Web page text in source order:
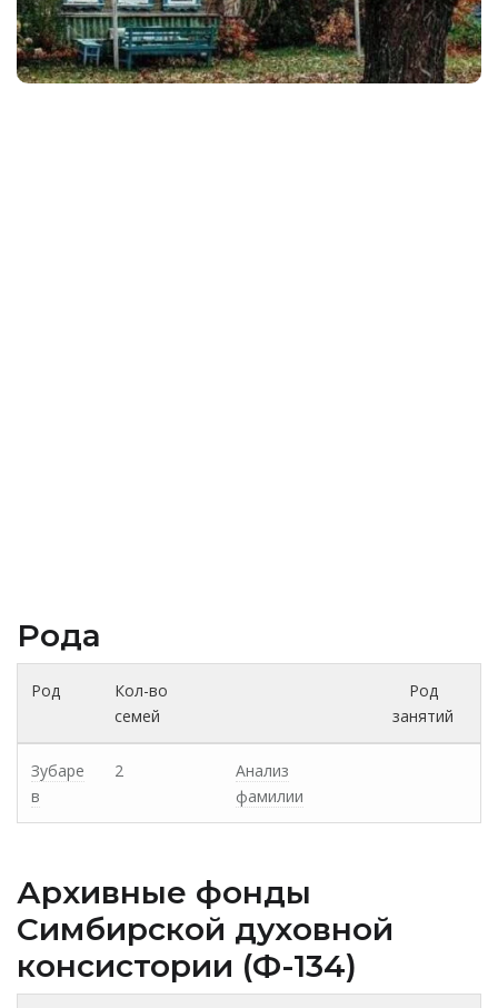
Рода
Род
Кол-во
семей
Род
занятий
Зубаре
в
2
Анализ
фамилии
Архивные фонды
Cимбирской духовной
консистории (Ф-134)